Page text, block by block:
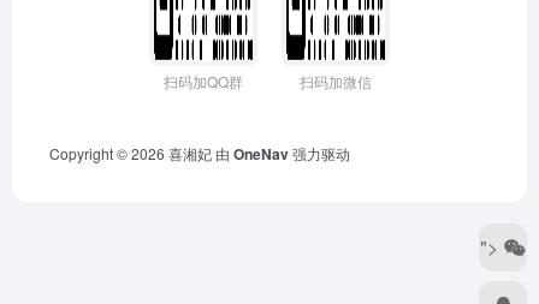
扫码加QQ群 扫码加微信
Copyright © 2026 喜湘妃 由 OneNav强力驱动
">